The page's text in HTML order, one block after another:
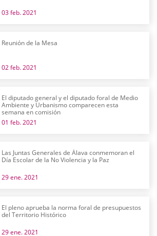
03 feb. 2021
Reunión de la Mesa
02 feb. 2021
El diputado general y el diputado foral de Medio
Ambiente y Urbanismo comparecen esta
semana en comisión
01 feb. 2021
Las Juntas Generales de Álava conmemoran el
Día Escolar de la No Violencia y la Paz
29 ene. 2021
El pleno aprueba la norma foral de presupuestos
del Territorio Histórico
29 ene. 2021